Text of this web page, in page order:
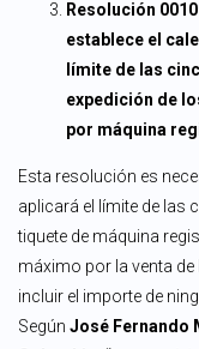
Resolución
establece el
límite de las
expedición de
por máquina
Esta resolución es
aplicará el límite de las
tiquete de máquina
máximo por la venta
incluir el importe de
Según José Fernando